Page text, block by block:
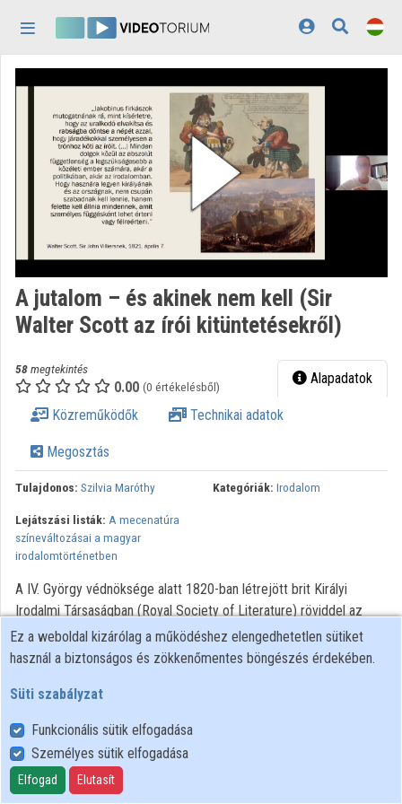
Bejelentkezés
Felfedezés
Kategóriák
Közreműködők
A jutalom – és akinek nem kell (Sir
Walter Scott az írói kitüntetésekről)
58megtekintés
0.00 (0 értékelésből) Alapadatok
Közreműködők Technikai adatok
Megosztás
Tulajdonos: Szilvia Maróthy Kategóriák: Irodalom
Lejátszási listák: A mecenatúra
színeváltozásai a magyar
irodalomtörténetben
A IV. György védnöksége alatt 1820-ban létrejött brit Királyi
Irodalmi Társaságban (Royal Society of Literature) röviddel az
alapítás után tervbe vették, hogy évente aranyérmeket és
pénzjutalmat osztanak ki arra érdemesnek talált írók részére. Sir
terjedelmes beadványban tiltakozott az ötlet ellen, máig
piaci siker, az anyagi ösztönzés és a szellemi érdem
szempontjait. Néhány évvel később ugyanakkor Scott maga is
részesült hasonló díjban, mégpedig egy magánszemélytől,
Ez a weboldal kizárólag a működéshez elengedhetetlen sütiket
használ a biztonságos és zökkenőmentes böngészés érdekében.
Süti szabályzat
Funkcionális sütik elfogadása
Személyes sütik elfogadása
Elfogad Elutasít